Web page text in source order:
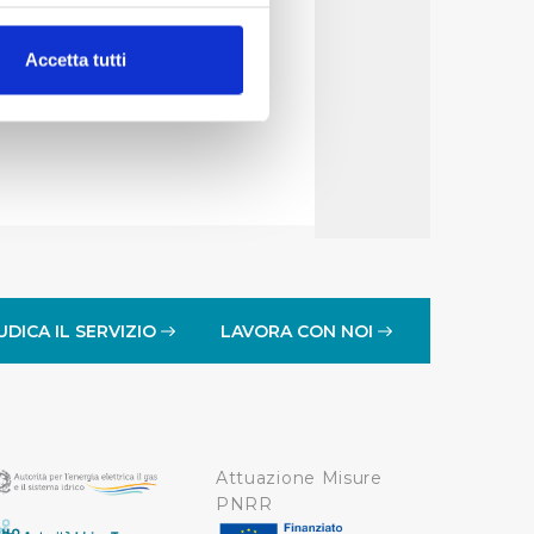
(impronte
informazioni sul
analisi dei dati web,
che l’Utente ha fornito
le finalità sopra indicate.
i singoli cookie
Accetta tutti
IL SERVIZIO LAVORA CON NOI
Attuazione Misure
PNRR